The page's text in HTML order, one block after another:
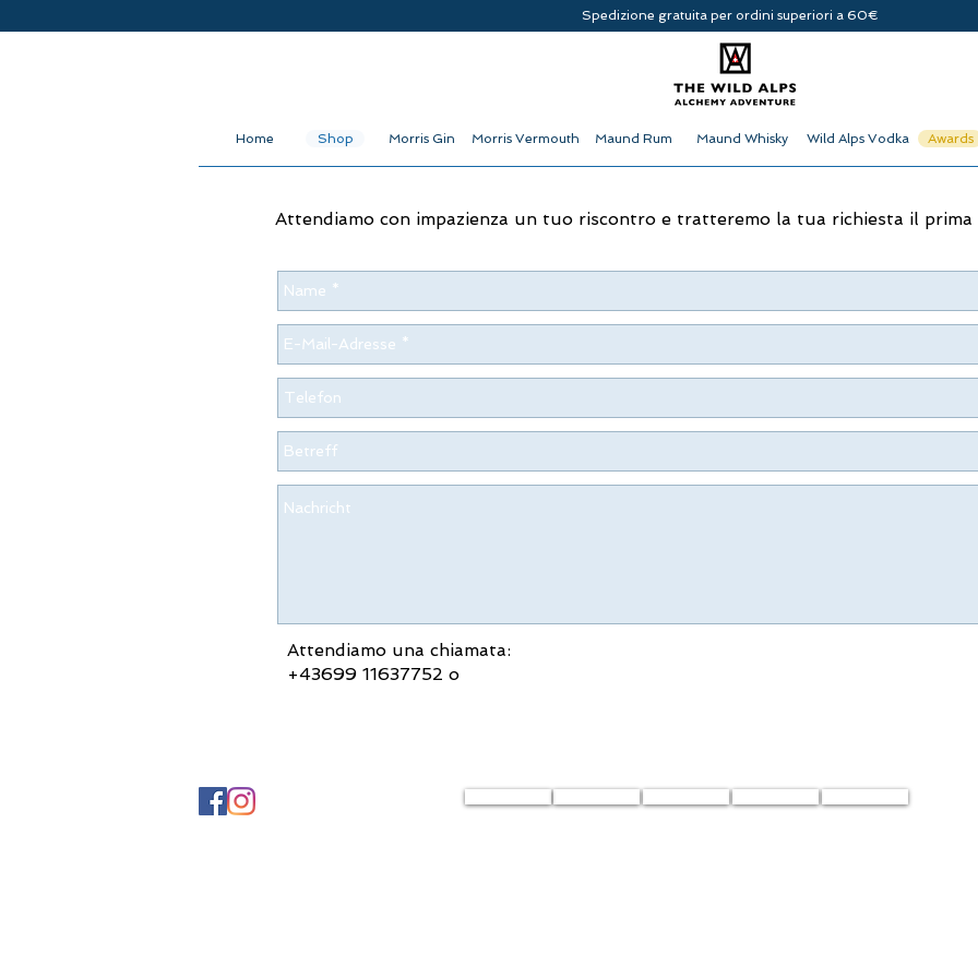
Spedizione gratuita per ordini superiori a 60€
Home Shop Morris Gin Maund Rum Maund Whisky Wild Alps Vodka Awards
Morris Vermouth
Attendiamo con impazienza un tuo riscontro e tratteremo la tua richiesta il prima
Attendiamo una chiamata:
+43699 11637752 o